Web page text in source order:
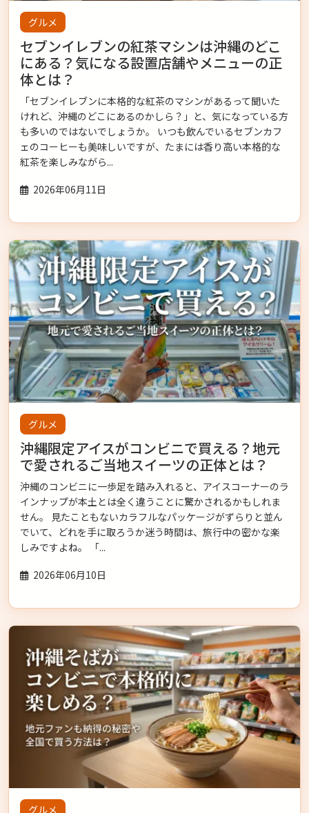
グルメ
セブンイレブンの紅茶マシンは沖縄のどこ
にある？気になる設置店舗やメニューの正
体とは？
「セブンイレブンに本格的な紅茶のマシンがあるって聞いた
けれど、沖縄のどこにあるのかしら？」と、気になっている方
も多いのではないでしょうか。 いつも飲んでいるセブンカフ
ェのコーヒーも美味しいですが、たまには香り高い本格的な
紅茶を楽しみながら...
2026年06月11日
グルメ
沖縄限定アイスがコンビニで買える？地元
で愛されるご当地スイーツの正体とは？
沖縄のコンビニに一歩足を踏み入れると、アイスコーナーのラ
インナップが本土とは全く違うことに驚かされるかもしれま
せん。 見たこともないカラフルなパッケージがずらりと並ん
でいて、どれを手に取ろうか迷う時間は、旅行中の密かな楽
しみですよね。 「...
2026年06月10日
グルメ